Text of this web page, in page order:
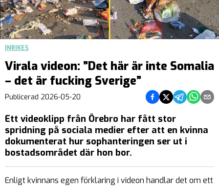
INRIKES
Virala videon: ”Det här är inte Somalia
– det är fucking Sverige”
Publicerad 2026-05-20 Dela på Facebook
Dela på Twitter
Dela påDela på
Dela
Ett videoklipp från Örebro har fått stor
spridning på sociala medier efter att en kvinna
dokumenterat hur sophanteringen ser ut i
bostadsområdet där hon bor.
Enligt kvinnans egen förklaring i videon handlar det om ett